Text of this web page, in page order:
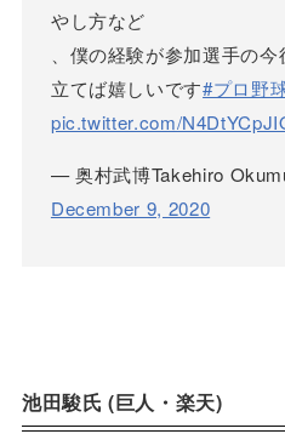
やし方など
、僕の経験が参加選手の
立てば嬉しいです#プロ野
pic.twitter.com/
— 奥村武博Takehiro
December 9, 2020
池田駿氏 (巨人・楽天)